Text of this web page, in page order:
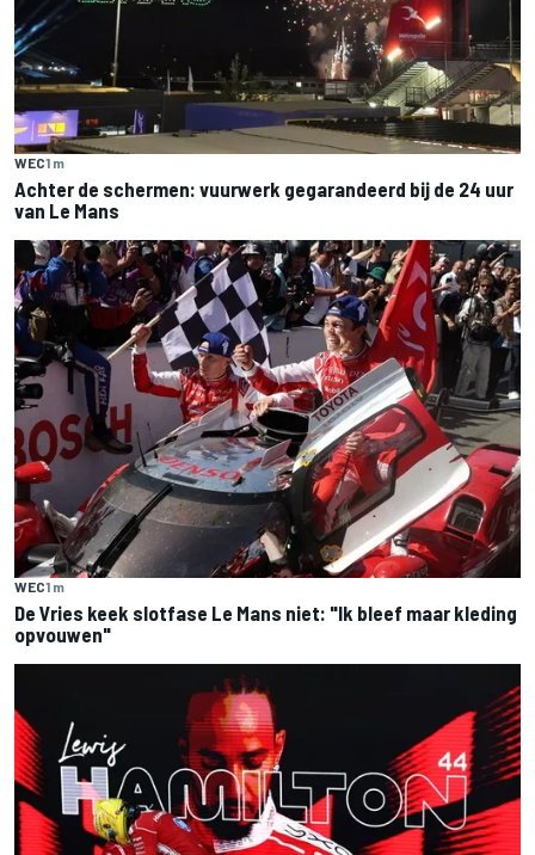
WEC1 m
Achter de schermen: vuurwerk gegarandeerd bij de 24 uur
van Le Mans
WEC1 m
De Vries keek slotfase Le Mans niet: "Ik bleef maar kleding
opvouwen"